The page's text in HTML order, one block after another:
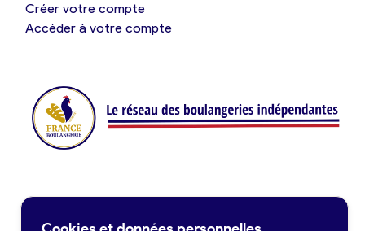
Je suis fournisseur
Je crée mon compte
Créer votre compte
Accéder à votre compte